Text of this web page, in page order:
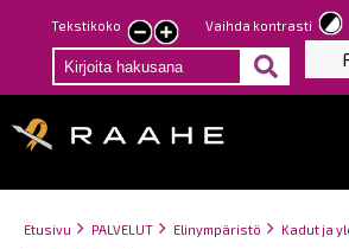
Hyppää
pääsisältöön
Tekstikoko
Pienennä
tekstin
kokoa
Suurenna
tekstin
kokoa
Vaihda kontrasti
Breadcrumbs
You
Etusivu PALVELUT Elinympäristö
Kadut ja